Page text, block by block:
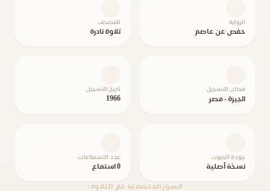
الرواية
حفص عن عاصم
المصحف
تلاوة نادرة
مكان التسجيل
الجيزة - مصر
تاريخ التسجيل
1966
جودة الصوت
نسخة أصلية
عدد الاستماعات
0 استماع
السور المتضمنة في التلاوة: